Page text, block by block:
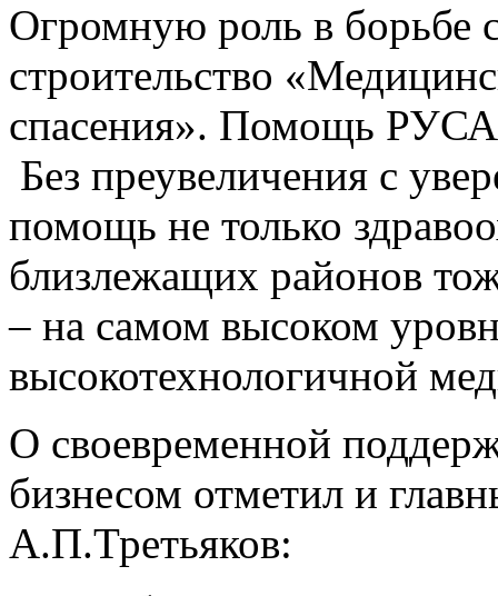
Огромную роль в борьбе
строительство
спасения». Помощь
Без преувеличения с
помощь не только
близлежащих районов
– на самом высоком
высокотехнологичной
О своевременной
бизнесом отметил и
А.П.Третьяков: